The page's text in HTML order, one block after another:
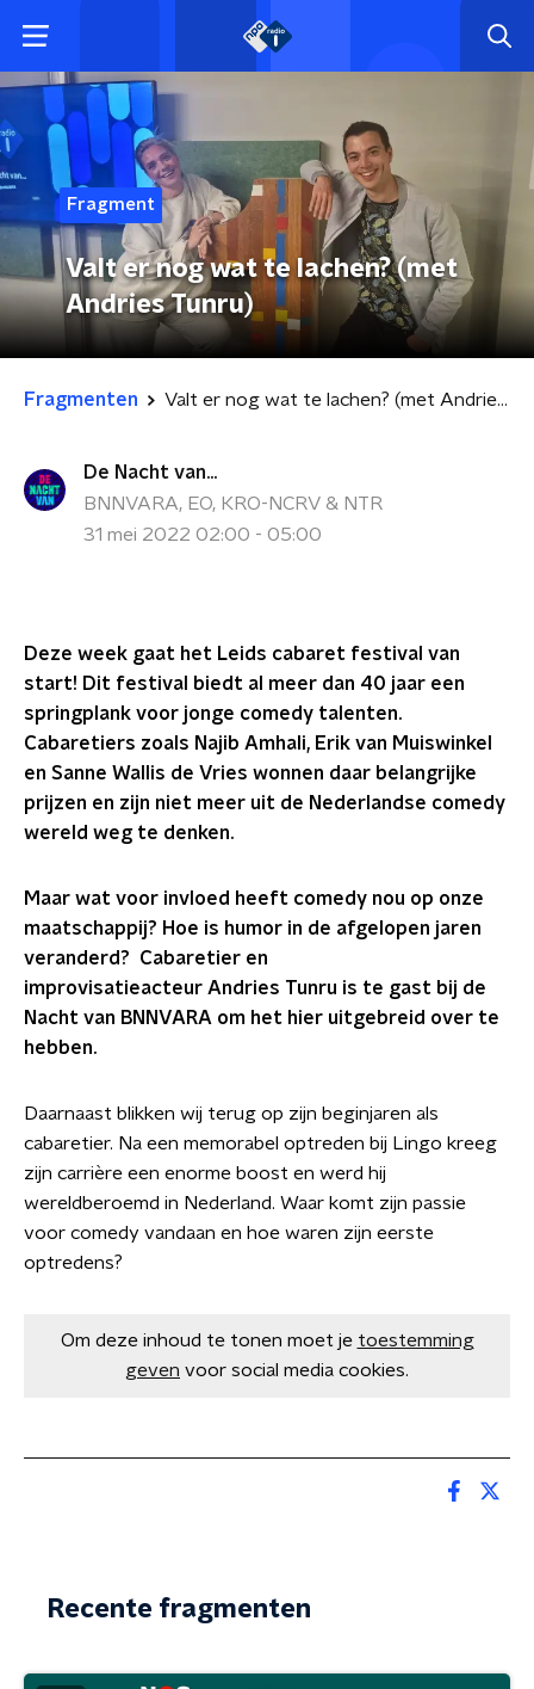
Fragment
Valt er nog wat te lachen? (met
Andries Tunru)
Fragmenten Valt er nog wat te lachen? (met Andries Tunru)
De Nacht van...
BNNVARA, EO, KRO-NCRV & NTR
31 mei 2022 02:00 - 05:00
Deze week gaat het Leids cabaret festival van
start! Dit festival biedt al meer dan 40 jaar een
springplank voor jonge comedy talenten.
Cabaretiers zoals Najib Amhali, Erik van Muiswinkel
en Sanne Wallis de Vries wonnen daar belangrijke
prijzen en zijn niet meer uit de Nederlandse comedy
wereld weg te denken.
Maar wat voor invloed heeft comedy nou op onze
maatschappij? Hoe is humor in de afgelopen jaren
veranderd? Cabaretier en
improvisatieacteur Andries Tunru is te gast bij de
Nacht van BNNVARA om het hier uitgebreid over te
hebben.
Daarnaast blikken wij terug op zijn beginjaren als
cabaretier. Na een memorabel optreden bij Lingo kreeg
zijn carrière een enorme boost en werd hij
wereldberoemd in Nederland. Waar komt zijn passie
voor comedy vandaan en hoe waren zijn eerste
optredens?
Om deze inhoud te tonen moet je toestemming
geven voor social media cookies.
Recente fragmenten